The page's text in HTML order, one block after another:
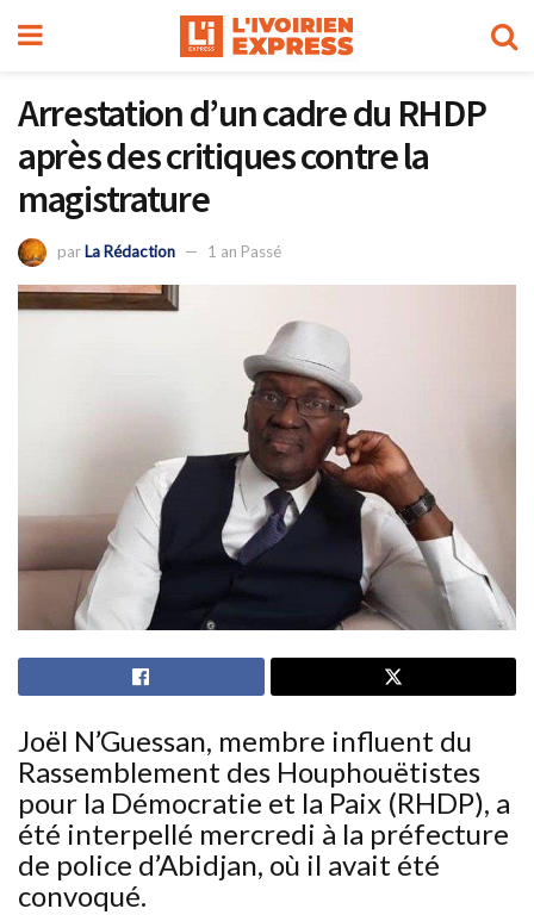
Arrestation d’un cadre du RHDP
après des critiques contre la
magistrature
parLa Rédaction 1 an Passé
Joël N’Guessan, membre influent du
Rassemblement des Houphouëtistes
pour la Démocratie et la Paix (RHDP), a
été interpellé mercredi à la préfecture
de police d’Abidjan, où il avait été
convoqué.